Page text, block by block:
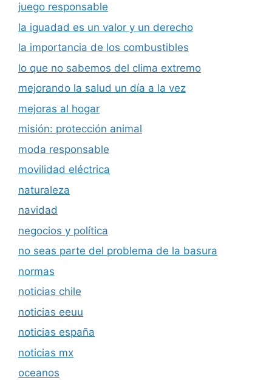
juego responsable
la iguadad es un valor y un derecho
la importancia de los combustibles
lo que no sabemos del clima extremo
mejorando la salud un día a la vez
mejoras al hogar
misión: protección animal
moda responsable
movilidad eléctrica
naturaleza
navidad
negocios y política
no seas parte del problema de la basura
normas
noticias chile
noticias eeuu
noticias españa
noticias mx
oceanos